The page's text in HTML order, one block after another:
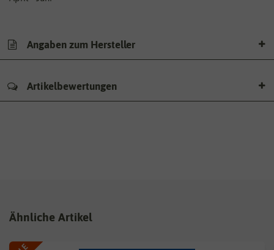
Angaben zum Hersteller
Artikelbewertungen
Ähnliche Artikel